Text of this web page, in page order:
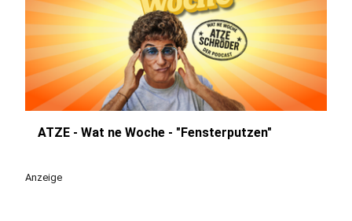
ATZE - Wat ne Woche - "Fensterputzen"
Anzeige